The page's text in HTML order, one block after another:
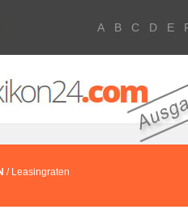
A B C D E
/ Leasingraten